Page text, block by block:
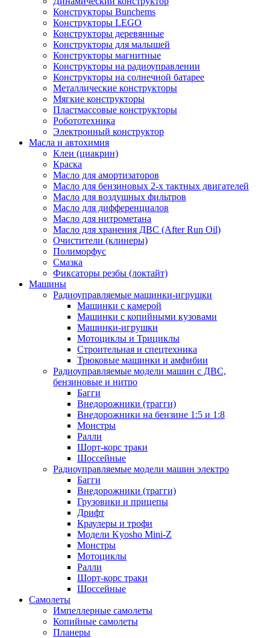
Конструкторы Bunchems
Конструкторы LEGO
Конструкторы деревянные
Конструкторы для малышей
Конструкторы магнитные
Конструкторы на радиоуправлении
Конструкторы на солнечной батарее
Металлические конструкторы
Мягкие конструкторы
Пластмассовые конструкторы
Робототехника
Электронный конструктор
Масла и автохимия
Клеи (циакрин)
Краска
Масло для амортизаторов
Масло для бензиновых 2-х тактных двигателей
Масло для воздушных фильтров
Масло для дифференциалов
Масло для нитрометана
Масло для хранения ДВС (After Run Oil)
Очистители (клинеры)
Полиморфус
Смазка
Фиксаторы резбы (локтайт)
Машины
Радиоуправляемые машинки-игрушки
Машинки с камерой
Машинки с копийными кузовами
Машинки-игрушки
Мотоциклы и Трициклы
Строительная и спецтехника
Трюковые машинки и амфибии
Радиоуправляемые модели машин с ДВС,
бензиновые и нитро
Багги
Внедорожники (трагги)
Внедорожники на бензине 1:5 и 1:8
Монстры
Ралли
Шорт-корс траки
Шоссейные
Радиоуправляемые модели машин электро
Багги
Внедорожники (трагги)
Грузовики и прицепы
Дрифт
Краулеры и трофи
Модели Kyosho Mini-Z
Монстры
Мотоциклы
Ралли
Шорт-корс траки
Шоссейные
Самолеты
Импеллерные самолеты
Копийные самолеты
Планеры